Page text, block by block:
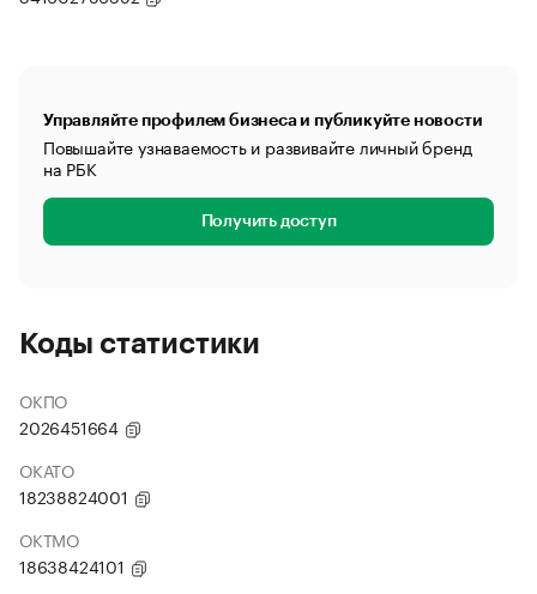
Управляйте профилем бизнеса и публикуйте новости
Повышайте узнаваемость и развивайте личный бренд
на РБК
Получить доступ
Коды статистики
ОКПО
2026451664
ОКАТО
18238824001
ОКТМО
18638424101